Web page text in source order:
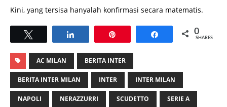
Kini, yang tersisa hanyalah konfirmasi secara matematis.
Share 0
SHARES
AC MILAN BERITA INTER
BERITA INTER MILAN INTER INTER MILAN
NAPOLI NERAZZURRI SCUDETTO SERIE A